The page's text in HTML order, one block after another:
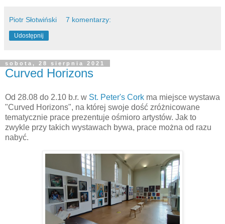
Piotr Słotwiński 7 komentarzy:
Udostępnij
sobota, 28 sierpnia 2021
Curved Horizons
Od 28.08 do 2.10 b.r. w St. Peter's Cork ma miejsce wystawa
"Curved Horizons", na której swoje dość zróżnicowane
tematycznie prace prezentuje ośmioro artystów. Jak to
zwykle przy takich wystawach bywa, prace można od razu
nabyć.